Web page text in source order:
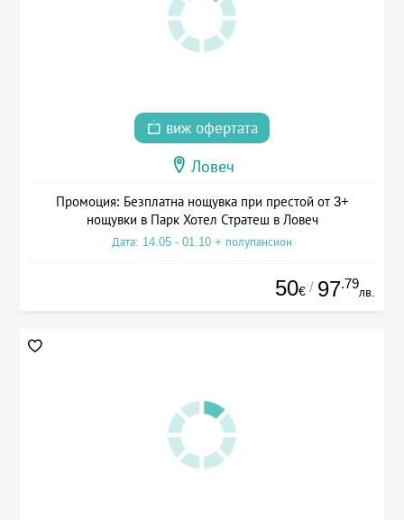
виж офертата
Ловеч
Промоция: Безплатна нощувка при престой от 3+
нощувки в Парк Хотел Стратеш в Ловеч
Дата: 14.05 - 01.10 + полупансион
50€ / 97.79
лв.